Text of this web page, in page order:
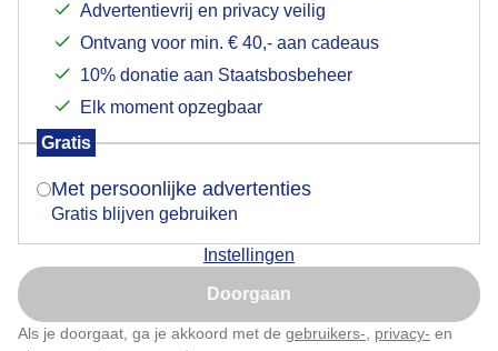
Advertentievrij en privacy veilig
Ontvang voor min. € 40,- aan cadeaus
10% donatie aan Staatsbosbeheer
Elk moment opzegbaar
Gratis
Met persoonlijke advertenties
Gratis blijven gebruiken
Instellingen
Doorgaan
Als je doorgaat, ga je akkoord met de gebruikers- privacy- en
Door: Nely V Frankenhuijzen Gemaakt: 17-05-2026, 122x bekeken
Indien je hier nog geen akkoord op hebt gegeven,
verschijnt er zo een pop-up uit je browser waarin
Is goed, toon de popup
Nu niet, misschien later
Klik hierom dit aan te passen